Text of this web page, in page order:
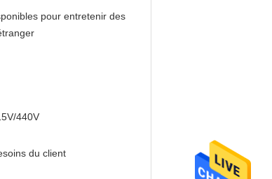
pour entretenir des
440V
du client